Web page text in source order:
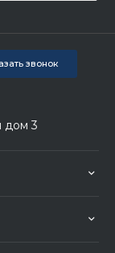
звонок
дом 3